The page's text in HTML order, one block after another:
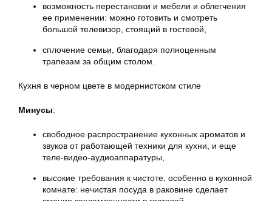
возможность перестановки и мебели и облегчения
ее применении: можно готовить и смотреть
большой телевизор, стоящий в гостевой,
сплочение семьи, благодаря полноценным
трапезам за общим столом.
Кухня в черном цвете в модернистском стиле
Минусы:
свободное распространение кухонных ароматов и
звуков от работающей техники для кухни, и еще
теле-видео-аудиоаппаратуры,
высокие требования к чистоте, особенно в кухонной
комнате: нечистая посуда в раковине сделает